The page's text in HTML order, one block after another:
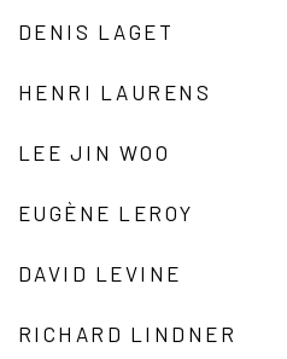
DENIS LAGET
HENRI LAURENS
LEE JIN WOO
EUGÈNE LEROY
DAVID LEVINE
RICHARD LINDNER